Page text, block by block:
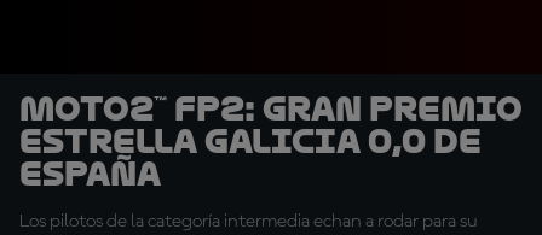
Moto2™ FP2: Gran Premio
Estrella Galicia 0,0 de
España
Los pilotos de la categoría intermedia echan a rodar para su